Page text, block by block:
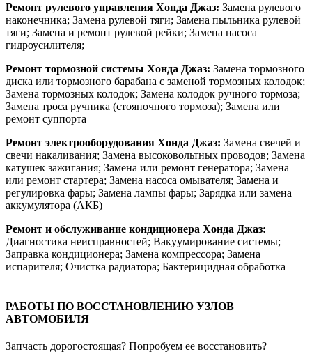
Ремонт рулевого управления Хонда Джаз: Замена рулевого
наконечника; Замена рулевой тяги; Замена пыльника рулевой
тяги; Замена и ремонт рулевой рейки; Замена насоса
гидроусилителя;
Ремонт тормозной системы Хонда Джаз: Замена тормозного
диска или тормозного барабана с заменой тормозных колодок;
Замена тормозных колодок; Замена колодок ручного тормоза;
Замена троса ручника (стояночного тормоза); Замена или
ремонт суппорта
Ремонт электрооборудования Хонда Джаз: Замена свечей и
свечи накаливания; Замена высоковольтных проводов; Замена
катушек зажигания; Замена или ремонт генератора; Замена
или ремонт стартера; Замена насоса омывателя; Замена и
регулировка фары; Замена лампы фары; Зарядка или замена
аккумулятора (АКБ)
Ремонт и обслуживание кондиционера Хонда Джаз:
Диагностика неисправностей; Вакуумирование системы;
Заправка кондиционера; Замена компрессора; Замена
испарителя; Очистка радиатора; Бактерицидная обработка
РАБОТЫ ПО ВОССТАНОВЛЕНИЮ УЗЛОВ
АВТОМОБИЛЯ
Запчасть дорогостоящая? Попробуем ее восстановить?